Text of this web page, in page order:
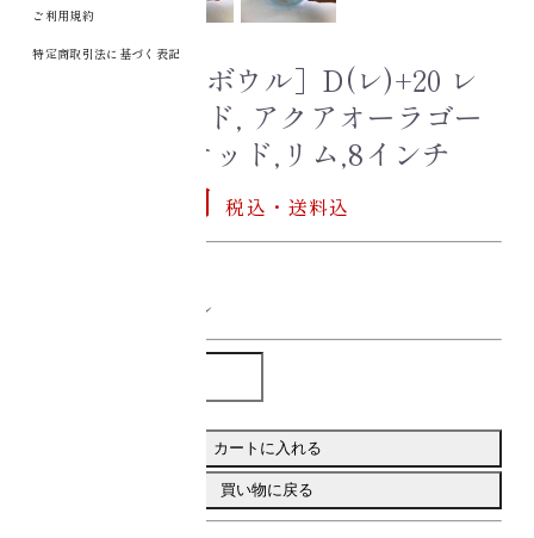
ご利用規約
特定商取引法に基づく表記
［クリスタルボウル］D(レ)+20 レ
ムリアンシード, アクアオーラゴー
ルド,フロステッド,リム,8インチ
500,500 円 税込・送料込
クリスタルボウル
カートに入れる
買い物に戻る